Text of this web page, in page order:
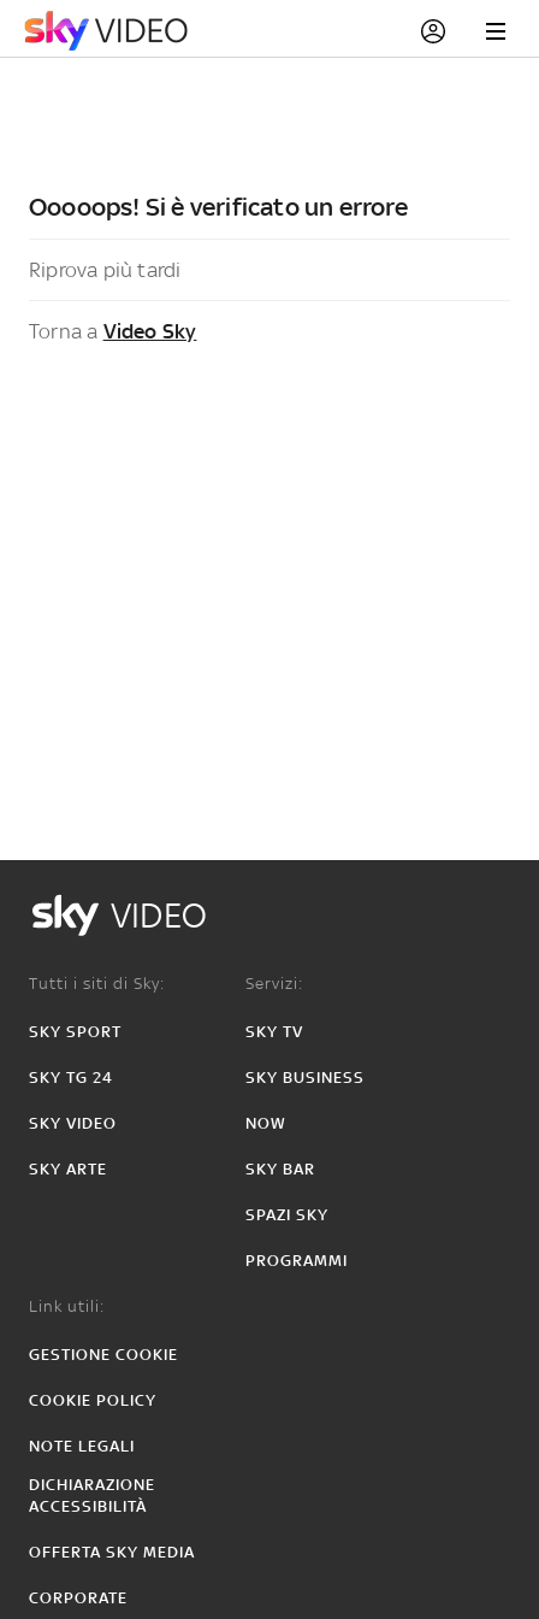
Ooooops! Si è verificato un errore
Riprova più tardi
Torna a Video Sky
VIDEO
Tutti i siti di Sky:
SKY SPORT
SKY TG 24
SKY VIDEO
SKY ARTE
Servizi:
SKY TV
SKY BUSINESS
NOW
SKY BAR
SPAZI SKY
PROGRAMMI
Link utili:
GESTIONE COOKIE
COOKIE POLICY
NOTE LEGALI
DICHIARAZIONE
ACCESSIBILITÀ
OFFERTA SKY MEDIA
CORPORATE